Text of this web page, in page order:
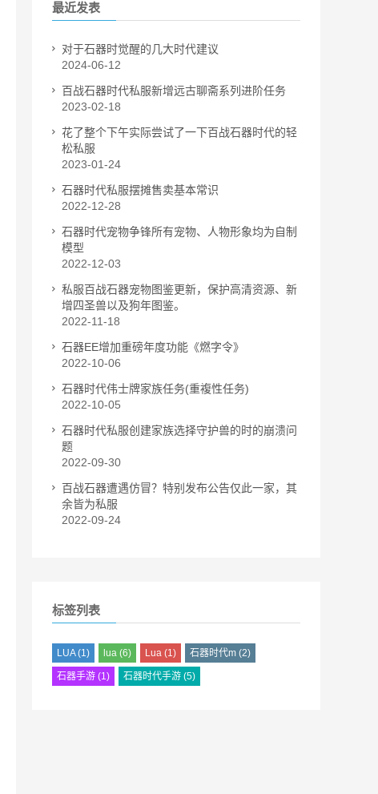
最近发表
对于石器时觉醒的几大时代建议
2024-06-12
百战石器时代私服新增远古聊斋系列进阶任务
2023-02-18
花了整个下午实际尝试了一下百战石器时代的轻
松私服
2023-01-24
石器时代私服摆摊售卖基本常识
2022-12-28
石器时代宠物争锋所有宠物、人物形象均为自制
模型
2022-12-03
私服百战石器宠物图鉴更新，保护高清资源、新
增四圣兽以及狗年图鉴。
2022-11-18
石器EE增加重磅年度功能《燃字令》
2022-10-06
石器时代伟士牌家族任务(重複性任务)
2022-10-05
石器时代私服创建家族选择守护兽的时的崩溃问
题
2022-09-30
百战石器遭遇仿冒？特别发布公告仅此一家，其
余皆为私服
2022-09-24
标签列表
LUA(1) lua (6) Lua (1) 石器时代m (2)
石器手游 (1) 石器时代手游 (5)